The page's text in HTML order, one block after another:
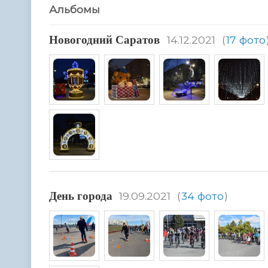
Альбомы
Hовогодний Саратов 14.12.2021 (17 фото
День города 19.09.2021 (34 фото)